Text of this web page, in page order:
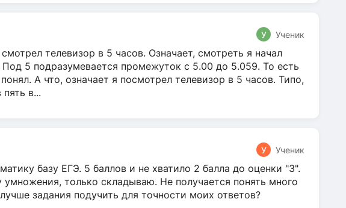
У Ученик
телевизор в 5 часов. Означает, смотреть я начал
5 подразумевается промежуток с 5.00 до 5.059. То есть
А что, означает я посмотрел телевизор в 5 часов. Типо,
в...
У Ученик
базу ЕГЭ. 5 баллов и не хватило 2 балла до оценки "3".
только складываю. Не получается понять много
задания подучить для точности моих ответов?